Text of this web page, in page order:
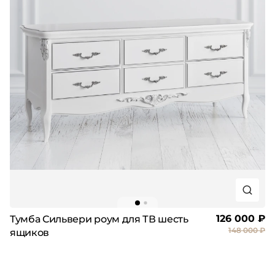
Тумба Сильвери роум для ТВ шесть
ящиков
126 000 ₽
148 000 ₽